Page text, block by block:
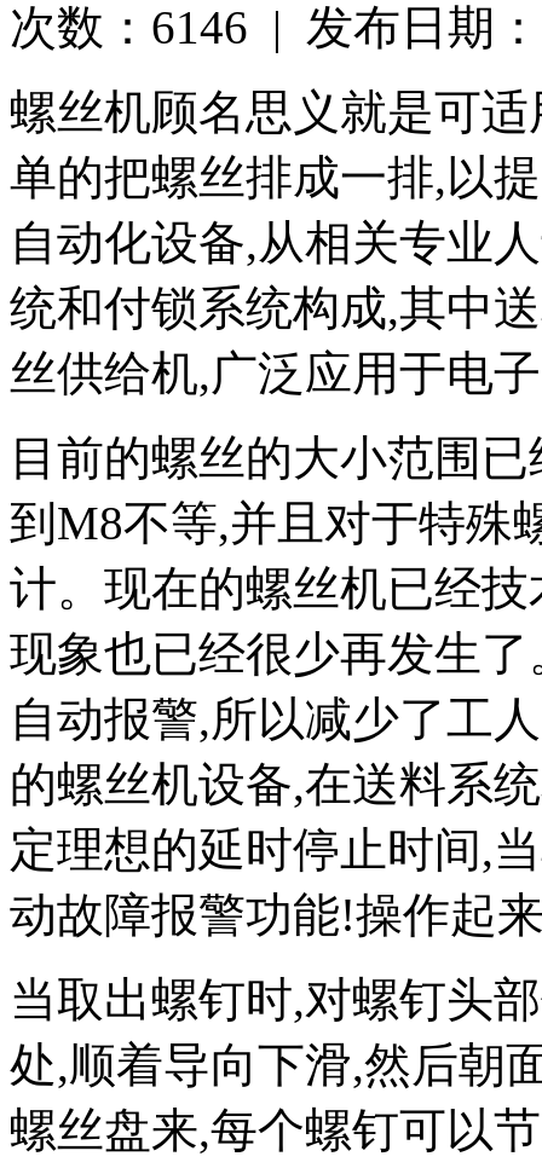
次数：6146 | 发布日期：
螺丝机顾名思义就是可
单的把螺丝排成一排,以
自动化设备,从相关专业
统和付锁系统构成,其中
丝供给机,广泛应用于电
目前的螺丝的大小范围
到M8不等,并且对于特殊
计。现在的螺丝机已经
现象也已经很少再发生
自动报警,所以减少了工
的螺丝机设备,在送料系
定理想的延时停止时间,
动故障报警功能!操作起
当取出螺钉时,对螺钉头
处,顺着导向下滑,然后朝
螺丝盘来,每个螺钉可以